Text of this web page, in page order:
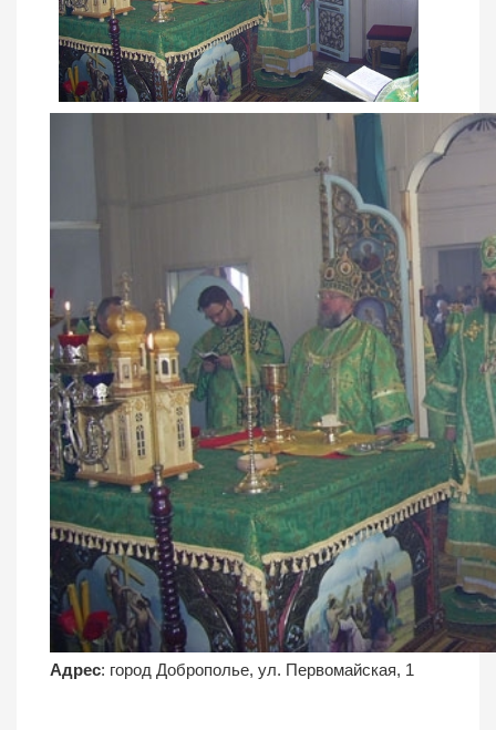
Адрес: город Доброполье, ул. Первомайская, 1